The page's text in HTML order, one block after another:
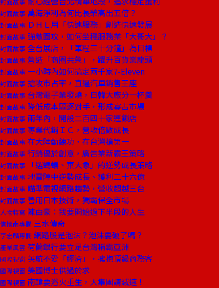
封面故事 萬海淨利為何比長榮高出五倍？
封面故事 ＤＨＬ用「快速服務」創造快速發展
封面故事 強敵圍攻，如何坐穩服務業「大哥大」？
封面故事 全台展店，「車程三十分鐘」為目標
封面故事 營造「商圈共榮」，躍升百貨業龍頭
封面故事 一小時內如何搞定兩千家7-Eleven
封面故事 搶攻市占率，直逼汽車銷售王座
封面故事 台灣電子業發燒，日韓大廠分一杯羹
封面故事 降低成本驅逐對手，形成寡占市場
封面故事 兩年內，開設二百四十家連鎖店
封面故事 專業代銷ＩＣ，營收倍數成長
封面故事 在大陸勤練功，在台灣搶第一
封面故事 行銷優於創意，廣告業新霸王策略
封面故事 「選螞蟻、棄大象」的逆勢成長策略
封面故事 地雷陣中逆勢成長、獲利二十六億
封面故事 瞄準電視網路趨勢，營收超越三台
封面故事 善用日本技術，獨霸保全市場
人物特寫 陳由豪：我要開始過下半段的人生
信懷南專欄 三水傳奇
李宏麟專欄 網路股是泡沫？泡沫要破了嗎？
產業風雲 荷蘭銀行要立足台灣稱霸亞洲
國際視窗 英航不愛「經濟」，擁抱頂級商務客
國際視窗 美國博士供過於求
國際視窗 南韓要浴火重生，大集團請減速！